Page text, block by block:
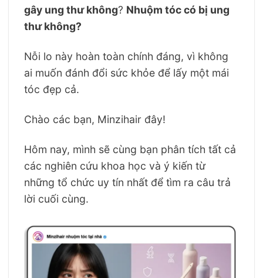
gây ung thư không? Nhuộm tóc có bị ung
thư không?
Nỗi lo này hoàn toàn chính đáng, vì không
ai muốn đánh đổi sức khỏe để lấy một mái
tóc đẹp cả.
Chào các bạn, Minzihair đây!
Hôm nay, mình sẽ cùng bạn phân tích tất cả
các nghiên cứu khoa học và ý kiến từ
những tổ chức uy tín nhất để tìm ra câu trả
lời cuối cùng.